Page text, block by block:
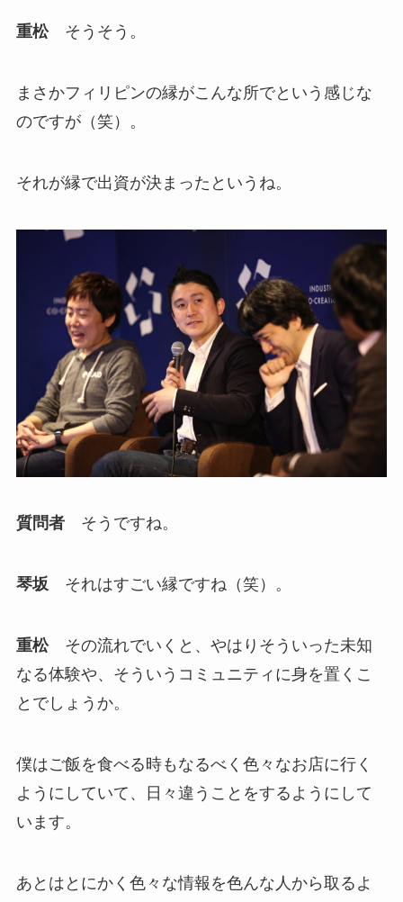
重松そうそう。
まさかフィリピンの縁がこんな所でという感じな
のですが（笑）。
それが縁で出資が決まったというね。
質問者そうですね。
琴坂それはすごい縁ですね（笑）。
重松その流れでいくと、やはりそういった未知
なる体験や、そういうコミュニティに身を置くこ
とでしょうか。
僕はご飯を食べる時もなるべく色々なお店に行く
ようにしていて、日々違うことをするようにして
います。
あとはとにかく色々な情報を色んな人から取るよ